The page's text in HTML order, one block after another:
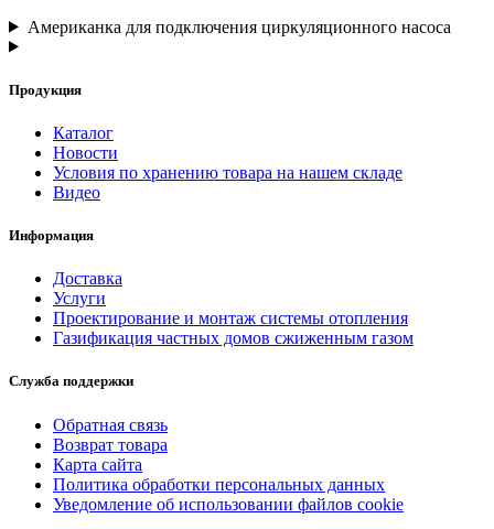
Американка для подключения циркуляционного насоса
Продукция
Каталог
Новости
Условия по хранению товара на нашем складе
Видео
Информация
Доставка
Услуги
Проектирование и монтаж системы отопления
Газификация частных домов сжиженным газом
Служба поддержки
Обратная связь
Возврат товара
Карта сайта
Политика обработки персональных данных
Уведомление об использовании файлов cookie